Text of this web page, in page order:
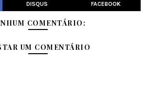
DISQUS FACEBOOK
COMENTÁRIO:
UM COMENTÁRIO